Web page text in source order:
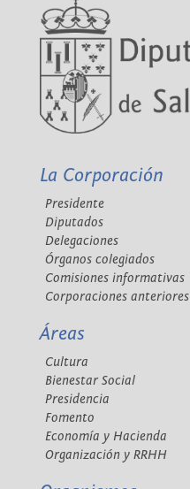
La Corporación
Presidente
Diputados
Delegaciones
Órganos colegiados
Comisiones informativas
Corporaciones anteriores
Áreas
Cultura
Bienestar Social
Presidencia
Fomento
Economía y Hacienda
Organización y RRHH